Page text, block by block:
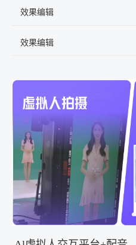
效果编辑
效果编辑